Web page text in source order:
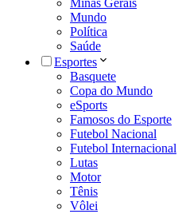
Minas Gerais
Mundo
Política
Saúde
Esportes
Basquete
Copa do Mundo
eSports
Famosos do Esporte
Futebol Nacional
Futebol Internacional
Lutas
Motor
Tênis
Vôlei